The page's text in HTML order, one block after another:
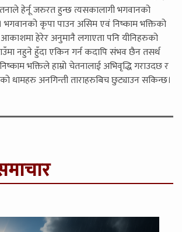
हेर्नू जरुरत हुन्छ त्यसकालागी भगवानको
कृपा पाउन असिम एवं निष्काम भक्तिको
हेरेर अनुमानै लगाएता पनि यीनिहरुको
नहुने हुँदा एकिन गर्न कदापि संभव छैन तसर्थ
भक्तिले हाम्रो चेतनालाई अभिवृद्धि गराउदछ र
धामहरु अनगिन्ती ताराहरुबिच छुट्याउन सकिन्छ।